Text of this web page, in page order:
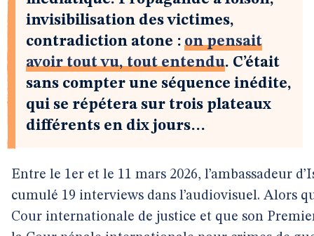
invisibilisation des victimes,
contradiction atone : on pensait
avoir tout vu, tout entendu. C’était
sans compter une séquence inédite,
qui se répétera sur trois plateaux
différents en dix jours…
Entre le 1er et le 11 mars 2026, l’ambassadeur
cumulé 19 interviews dans l’audiovisuel. Alors
Cour internationale de justice et que son